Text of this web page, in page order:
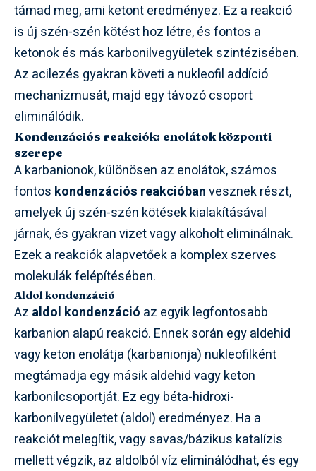
támad meg, ami ketont eredményez. Ez a reakció
is új szén-szén kötést hoz létre, és fontos a
ketonok és más karbonilvegyületek szintézisében.
Az acilezés gyakran követi a nukleofil addíció
mechanizmusát, majd egy távozó csoport
eliminálódik.
Kondenzációs reakciók: enolátok központi
szerepe
A karbanionok, különösen az enolátok, számos
fontos kondenzációs reakcióbanvesznek részt,
amelyek új szén-szén kötések kialakításával
járnak, és gyakran vizet vagy alkoholt eliminálnak.
Ezek a reakciók alapvetőek a komplex szerves
molekulák felépítésében.
Aldol kondenzáció
Az aldol kondenzáció az egyik legfontosabb
karbanion alapú reakció. Ennek során egy aldehid
vagy keton enolátja (karbanionja) nukleofilként
megtámadja egy másik aldehid vagy keton
karbonilcsoportját. Ez egy béta-hidroxi-
karbonilvegyületet (aldol) eredményez. Ha a
reakciót melegítik, vagy savas/bázikus katalízis
mellett végzik, az aldolból víz eliminálódhat, és egy